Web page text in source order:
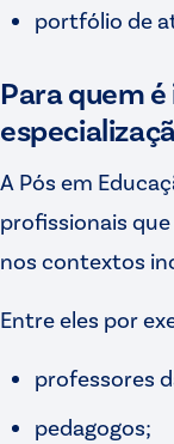
portfólio de
Para quem
A Pós em
profissionais
nos contextos
Entre eles por
professores
pedagogos;